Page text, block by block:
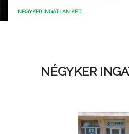
NÉGYKER INGATLAN KFT.
NÉGYKER